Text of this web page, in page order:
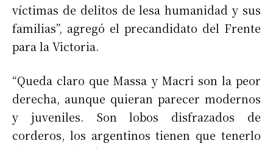
víctimas de delitos de lesa humanidad y sus
familias”, agregó el precandidato del Frente
para la Victoria.
“Queda claro que Massa y Macri son la peor
derecha, aunque quieran parecer modernos
y juveniles. Son lobos disfrazados de
corderos, los argentinos tienen que tenerlo